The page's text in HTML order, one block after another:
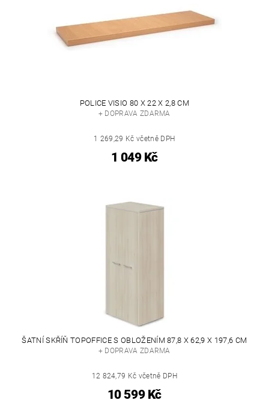
POLICE VISIO 80 X 22 X 2,8 CM
+ DOPRAVA ZDARMA
1 269,29 Kč včetně DPH
1 049 Kč
ŠATNÍ SKŘÍŇ TOPOFFICE S OBLOŽENÍM 87,8 X 62,9 X 197,6 CM
+ DOPRAVA ZDARMA
12 824,79 Kč včetně DPH
10 599 Kč